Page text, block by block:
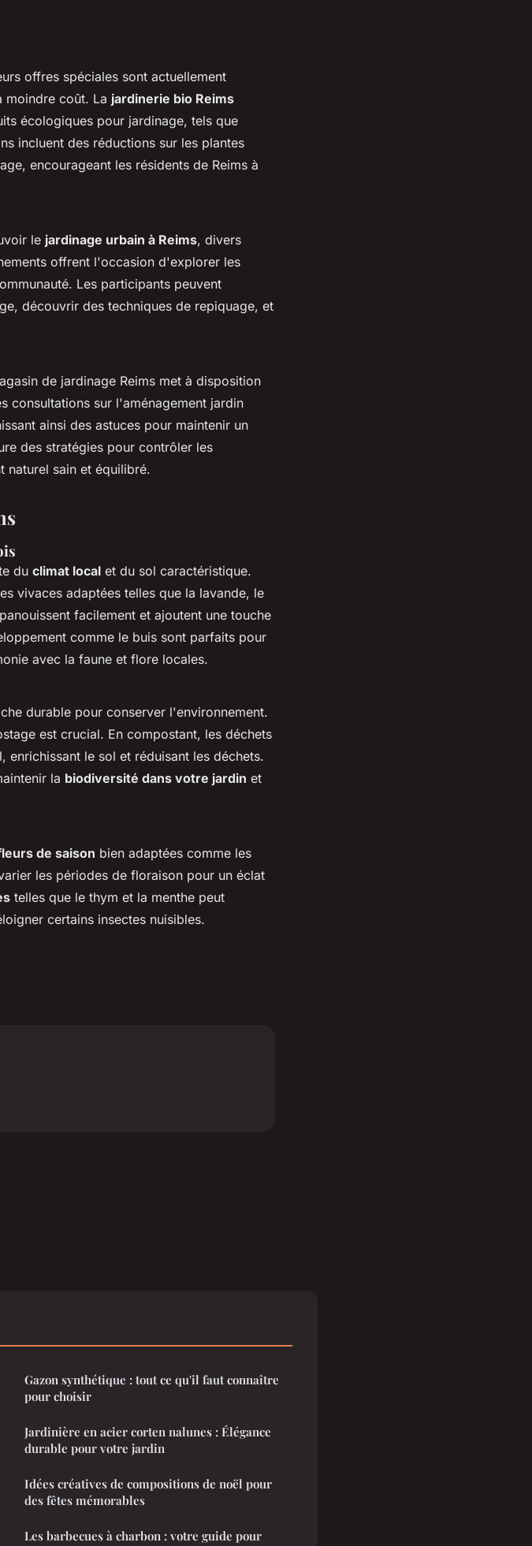
offres spéciales sont actuellement
moindre coût. La jardinerie bio Reims
écologiques pour jardinage, tels que
incluent des réductions sur les plantes
encourageant les résidents de Reims à
le jardinage urbain à Reims, divers
offrent l'occasion d'explorer les
Les participants peuvent
découvrir des techniques de repiquage, et
de jardinage Reims met à disposition
consultations sur l'aménagement jardin
ainsi des astuces pour maintenir un
des stratégies pour contrôler les
naturel sain et équilibré.
du climat local et du sol caractéristique.
vivaces adaptées telles que la lavande, le
facilement et ajoutent une touche
comme le buis sont parfaits pour
avec la faune et flore locales.
durable pour conserver l'environnement.
est crucial. En compostant, les déchets
enrichissant le sol et réduisant les déchets.
la biodiversité dans votre jardin et
de saison bien adaptées comme les
les périodes de floraison pour un éclat
telles que le thym et la menthe peut
certains insectes nuisibles.
Gazon synthétique : tout ce qu'il faut connaître
pour choisir
Jardinière en acier corten nalunes : Élégance
durable pour votre jardin
Idées créatives de compositions de noël pour
des fêtes mémorables
Les barbecues à charbon : votre guide pour